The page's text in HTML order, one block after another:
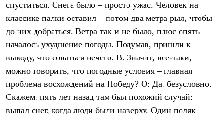
Где купить
спуститься. Снега было – просто ужас. Человек на
классике палки оставил – потом два метра рыл, чтобы
до них добраться. Ветра так и не было, плюс опять
началось ухудшение погоды. Подумав, пришли к
выводу, что соваться нечего. В: Значит, все-таки,
можно говорить, что погодные условия – главная
проблема восхождений на Победу? О: Да, безусловно.
Скажем, пять лет назад там был похожий случай:
выпал снег, когда люди были наверху. Один поляк